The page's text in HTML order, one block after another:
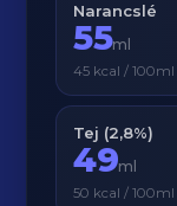
Narancslé
55ml
45 kcal /
Tej (2,8%)
49ml
50 kcal / 100ml